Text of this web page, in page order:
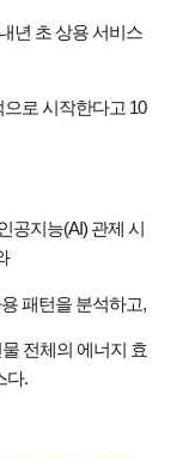
년 초 상용 서비스
로 시작한다고 10
공지능(AI) 관제 시
패턴을 분석하고,
전체의 에너지 효
다.